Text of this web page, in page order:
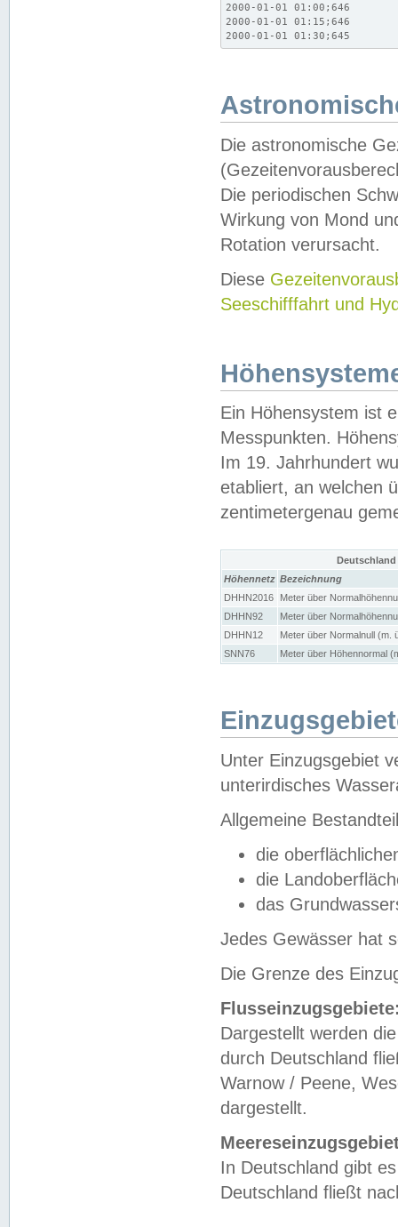
2000-01-01 01:00;646
2000-01-01 01:15;646
2000-01-01 01:30;645
Die astronomische
Die periodischen
Wirkung von Mond
Rotation verursacht.
Diese
Seeschifffahrt und
Ein Höhensystem ist
Messpunkten.
Im 19. Jahrhundert
etabliert, an welchen
zentimetergenau
Höhennetz Bezeichnung
DHHN2016
Meter über
DHHN92
Meter über
DHHN12
Meter über Normalnull (m.
SNN76
Meter über Höhennormal
Unter Einzugsgebiet
unterirdisches
Allgemeine
die
die
das
Jedes Gewässer hat
Die Grenze des
Dargestellt werden
durch Deutschland
Warnow / Peene,
dargestellt.
In Deutschland gibt
Deutschland fließt